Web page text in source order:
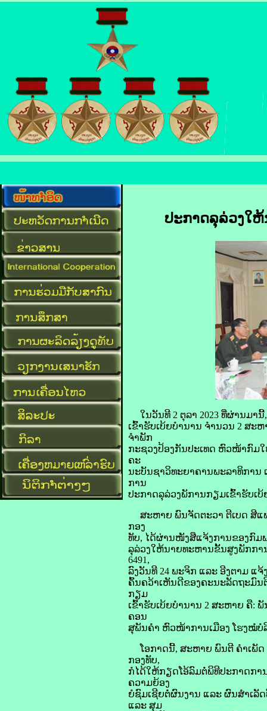
ປະກາດລຸລ່ວງໃ
ໃນວັນທີ 2 ຕຸລາ 2023 ທີ່ຜ່ານມາ
ເຂົ້າຮັບເບ້ຍບໍານານ ຈໍານວນ 2 ສະ
ຈໍາພັກ
ກະຊວງປ້ອງກັນປະເທດ ຫົວໜ້າກົມ
ຄະ
ນະບັນຊາວິທະຍາຄານພະລາທິການ
ການ
ປະກາດລຸລ່ວງພັການກຽມເຂົ້າຮັບເບ້
ສະຫາຍ ພົນຈັດຕະວາ ຕີເບດ ສີແ
ກອງ
ທັບ, ໄດ້ຜ່ານໜັງສືແຈ້ງການຂອງກົມພ
ລຸລ່ວງໃຫ້ນາຍທະຫານຂັ້ນສູງພັກກາ
6491,
ລົງວັນທີ 24 ພະຈິກ ແລະ ອີງຕາມ ແຈ້
ຄົ້ນຄວ້າເຫັນດີຂອງຄະນະລັດຖະມົນ
ກຽມ
ເຂົ້າຮັບເບ້ຍບໍານານ 2 ສະຫາຍ ຄື:
ຄອນ
ສຸພັນຄໍາ ຫົວໜ້າການເມືອງ ໂຮງໝໍບໍລິ
ໂອກາດນີ້, ສະຫາຍ ພົນຕີ ຄໍາເພັ
ກອງທັບ,
ກໍໄດ້ໃຫ້ກຽດໂອ້ລົມຕໍ່ພິທີປະກາດກາ
ຄວາມຍ້ອງ
ຍໍຊົມເຊີຍຕໍ່ຜົນງານ ແລະ ຜົນສໍາເລັ
ແລະ ສຸມ